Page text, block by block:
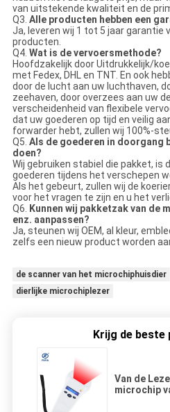
van uitstekende kwaliteit en de
Q3. Alle producten hebben een
Ja, leveren wij 1 tot 5 jaar garantie
producten.
Q4. Wat is de vervoersmethode?
Hoofdzakelijk door Uitdrukkelijk/
met Fedex, DHL en TNT. En ook
door de lucht aan uw luchthaven,
zeehaven, door overzees aan uw
verscheidenheid van flexibele
dat uw goederen op tijd en veilig
forwarder hebt, zullen wij 100%-
Q5. Als de goederen in doorgang
doen?
Wij gebruiken stabiel die pakket, is
goederen tijdens het verschepen
Als het gebeurt, zullen wij de
voor het vragen te zijn en u het
Q6.
Kunnen wij pakketzak van de
enz. aanpassen?
Ja, steunen wij OEM, al kleur,
zelfs een nieuw product worden
de scanner van het microchiphuisdier
dierlijke microchiplezer
Krijg de beste
Van de
microchip